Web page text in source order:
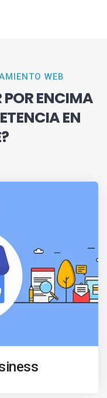
WEB
POR ENCIMA
EN